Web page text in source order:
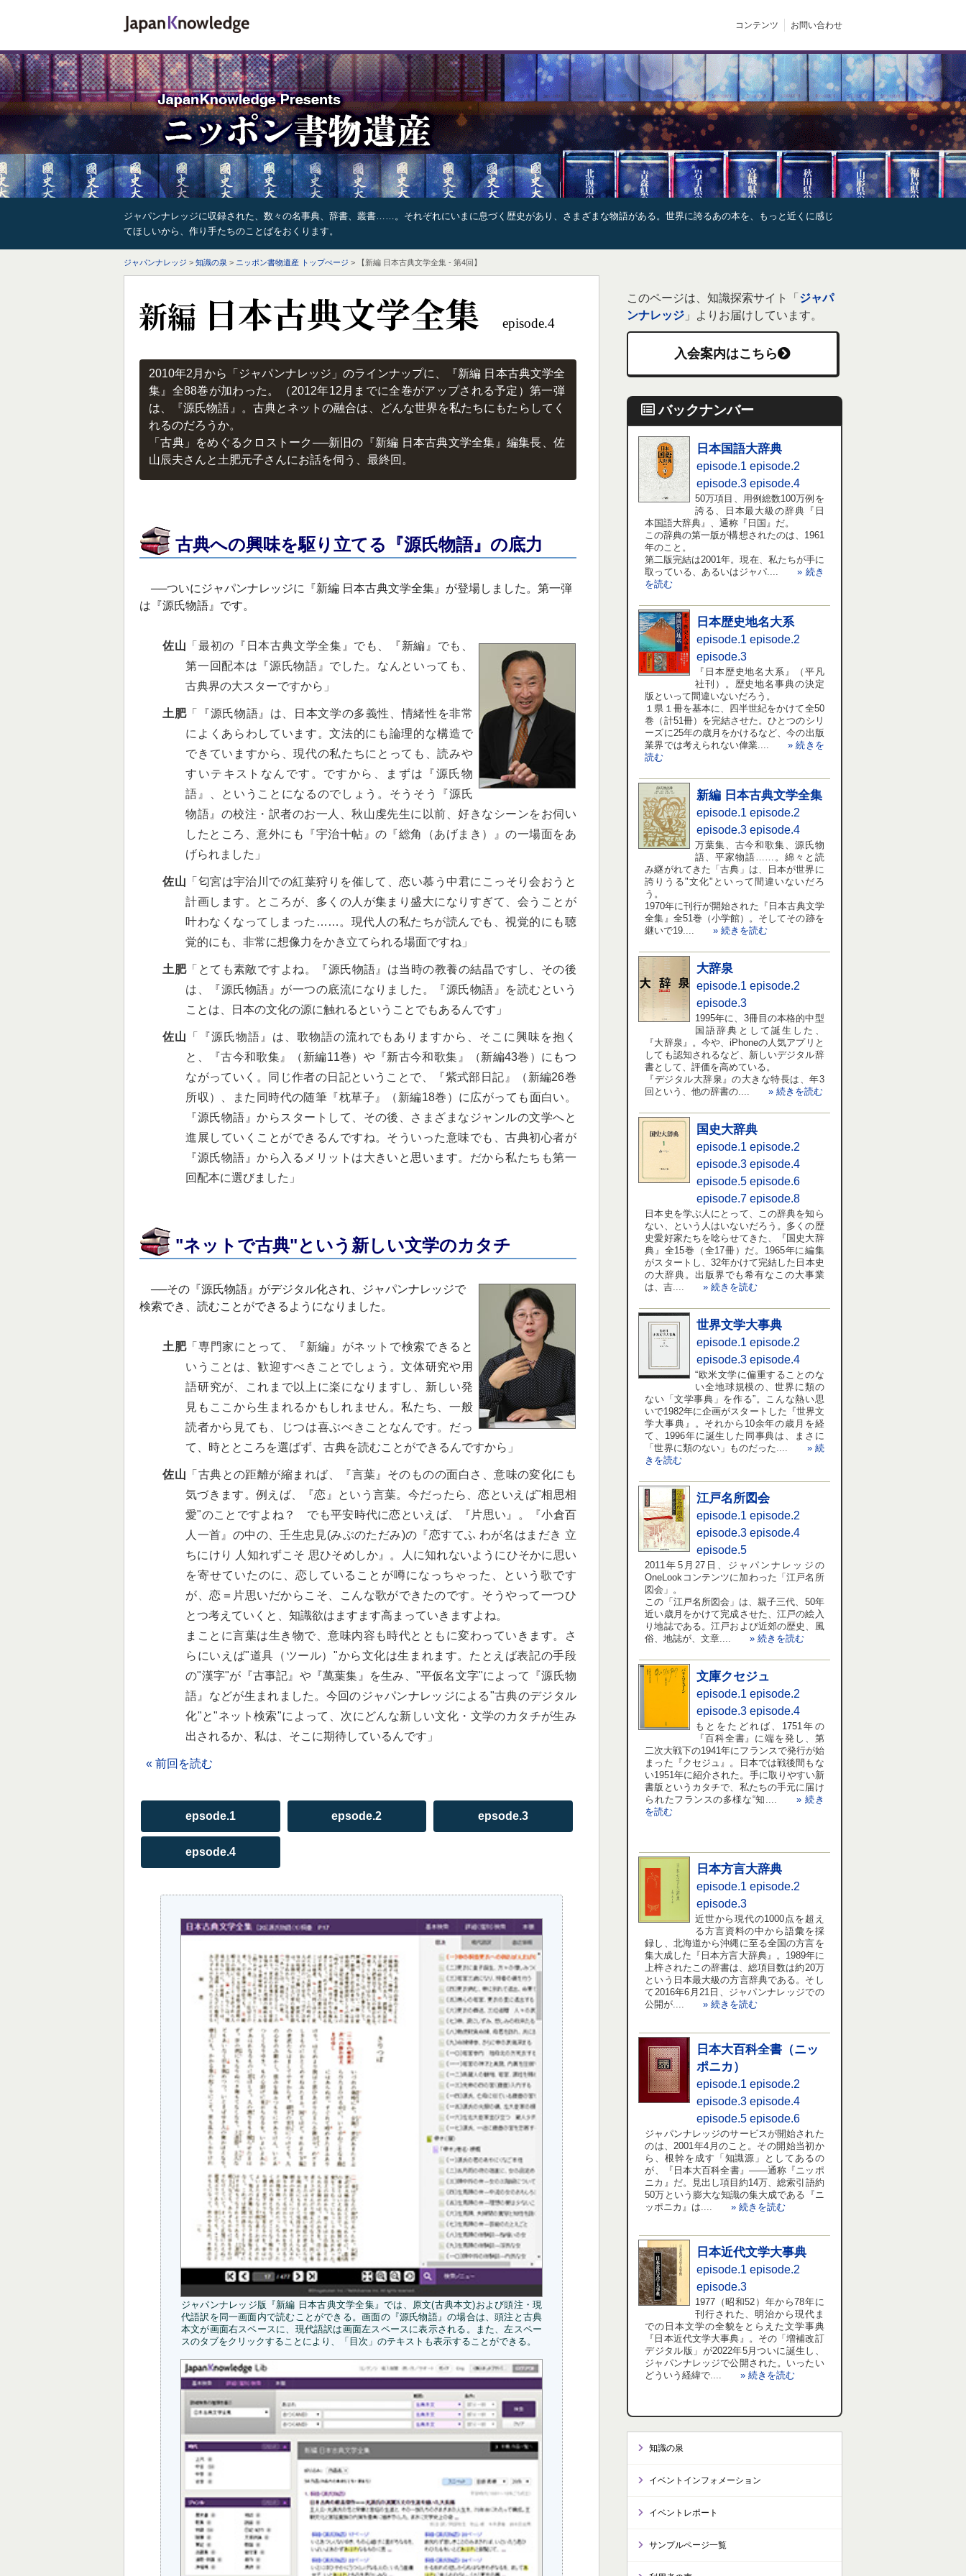
コンテンツ お問い合わせ
ジャパンナレッジに収録された、数々の名事典、辞書、叢書……。それぞれにいまに息づく歴史があり、さまざまな物語がある。世界に誇るあの本を、もっと近くに感じ
てほしいから、作り手たちのことばをおくります。
ジャパンナレッジ > 知識の泉 > ニッポン書物遺産 トップぺージ > 【新編 日本古典文学全集 - 第4回】
新編 日本古典文学全集 episode.4
2010年2月から「ジャパンナレッジ」のラインナップに、『新編 日本古典文学全
集』全88巻が加わった。（2012年12月までに全巻がアップされる予定）第一弾
は、『源氏物語』。古典とネットの融合は、どんな世界を私たちにもたらしてく
れるのだろうか。
「古典」をめぐるクロストーク──新旧の『新編 日本古典文学全集』編集長、佐
山辰夫さんと土肥元子さんにお話を伺う、最終回。
古典への興味を駆り立てる『源氏物語』の底力
──ついにジャパンナレッジに『新編 日本古典文学全集』が登場しました。第一弾
は『源氏物語』です。
佐山 「最初の『日本古典文学全集』でも、『新編』でも、
第一回配本は『源氏物語』でした。なんといっても、
古典界の大スターですから」
土肥「『源氏物語』は、日本文学の多義性、情緒性を非常
によくあらわしています。文法的にも論理的な構造で
できていますから、現代の私たちにとっても、読みや
すいテキストなんです。ですから、まずは『源氏物
語』、ということになるのでしょう。そうそう『源氏
物語』の校注・訳者のお一人、秋山虔先生に以前、好きなシーンをお伺い
したところ、意外にも『宇治十帖』の『総角（あげまき）』の一場面をあ
げられました」
佐山 「匂宮は宇治川での紅葉狩りを催して、恋い慕う中君にこっそり会おうと
計画します。ところが、多くの人が集まり盛大になりすぎて、会うことが
叶わなくなってしまった……。現代人の私たちが読んでも、視覚的にも聴
覚的にも、非常に想像力をかき立てられる場面ですね」
土肥「とても素敵ですよね。『源氏物語』は当時の教養の結晶ですし、その後
は、『源氏物語』が一つの底流になりました。『源氏物語』を読むという
ことは、日本の文化の源に触れるということでもあるんです」
佐山
「『源氏物語』は、歌物語の流れでもありますから、そこに興味を抱く
と、『古今和歌集』（新編11巻）や『新古今和歌集』（新編43巻）にもつ
ながっていく。同じ作者の日記ということで、『紫式部日記』（新編26巻
所収）、また同時代の随筆『枕草子』（新編18巻）に広がっても面白い。
『源氏物語』からスタートして、その後、さまざまなジャンルの文学へと
進展していくことができるんですね。そういった意味でも、古典初心者が
『源氏物語』から入るメリットは大きいと思います。だから私たちも第一
回配本に選びました」
"ネットで古典"という新しい文学のカタチ
──その『源氏物語』がデジタル化され、ジャパンナレッジで
検索でき、読むことができるようになりました。
土肥「専門家にとって、『新編』がネットで検索できると
いうことは、歓迎すべきことでしょう。文体研究や用
語研究が、これまで以上に楽になりますし、新しい発
見もここから生まれるかもしれません。私たち、一般
読者から見ても、じつは喜ぶべきことなんです。だっ
て、時とところを選ばず、古典を読むことができるんですから」
佐山 「古典との距離が縮まれば、『言葉』そのものの面白さ、意味の変化にも
気づきます。例えば、『恋』という言葉。今だったら、恋といえば"相思相
愛"のことですよね？ でも平安時代に恋といえば、『片思い』。『小倉百
人一首』の中の、壬生忠見(みぶのただみ)の『恋すてふ わが名はまだき 立
ちにけり 人知れずこそ 思ひそめしか』。人に知れないようにひそかに思い
を寄せていたのに、恋していることが噂になっちゃった、という歌です
が、恋＝片思いだからこそ、こんな歌ができたのです。そうやって一つひ
とつ考えていくと、知識欲はますます高まっていきますよね。
まことに言葉は生き物で、意味内容も時代とともに変わっていきます。さ
らにいえば"道具（ツール）"から文化は生まれます。たとえば表記の手段
の"漢字"が『古事記』や『萬葉集』を生み、"平仮名文字"によって『源氏物
語』などが生まれました。今回のジャパンナレッジによる"古典のデジタル
化"と"ネット検索"によって、次にどんな新しい文化・文学のカタチが生み
出されるか、私は、そこに期待しているんです」
« 前回を読む
epsode.1 epsode.2 epsode.3
epsode.4
ジャパンナレッジ版『新編 日本古典文学全集』では、原文(古典本文)および頭注・現
代語訳を同一画面内で読むことができる。画面の『源氏物語』の場合は、頭注と古典
本文が画面右スペースに、現代語訳は画面左スペースに表示される。また、左スペー
スのタブをクリックすることにより、「目次」のテキストも表示することができる。
このページは、知識探索サイト「 ジャパ
ンナレッジ 」よりお届けしています。
入会案内はこちら
バックナンバー
日本国語大辞典
episode.1 episode.2
episode.3 episode.4
50万項目、用例総数100万例を
誇る、日本最大級の辞典『日
本国語大辞典』、通称『日国』だ。
この辞典の第一版が構想されたのは、1961
年のこと。
第二版完結は2001年。現在、私たちが手に
取っている、あるいはジャパ....» 続き
を読む
日本歴史地名大系
episode.1 episode.2
episode.3
『日本歴史地名大系』（平凡
社刊）。歴史地名事典の決定
版といって間違いないだろう。
１県１冊を基本に、四半世紀をかけて全50
巻（計51冊）を完結させた。ひとつのシリ
ーズに25年の歳月をかけるなど、今の出版
業界では考えられない偉業....» 続きを
読む
新編 日本古典文学全集
episode.1 episode.2
episode.3 episode.4
万葉集、古今和歌集、源氏物
語、平家物語……。綿々と読
み継がれてきた「古典」は、日本が世界に
誇りうる"文化"といって間違いないだろ
う。
1970年に刊行が開始された『日本古典文学
全集』全51巻（小学館）。そしてその跡を
継いで19....» 続きを読む
大辞泉
episode.1 episode.2
episode.3
1995年に、3冊目の本格的中型
国語辞典として誕生した、
『大辞泉』。今や、iPhoneの人気アプリと
しても認知されるなど、新しいデジタル辞
書として、評価を高めている。
『デジタル大辞泉』の大きな特長は、年3
回という、他の辞書の....» 続きを読む
国史大辞典
episode.1 episode.2
episode.3 episode.4
episode.5 episode.6
episode.7 episode.8
日本史を学ぶ人にとって、この辞典を知ら
ない、という人はいないだろう。多くの歴
史愛好家たちを唸らせてきた、『国史大辞
典』全15巻（全17冊）だ。1965年に編集
がスタートし、32年かけて完結した日本史
の大辞典。出版界でも希有なこの大事業
は、吉....» 続きを読む
世界文学大事典
episode.1 episode.2
episode.3 episode.4
“欧米文学に偏重することのな
い全地球規模の、世界に類の
ない「文学事典」を作る”。こんな熱い思
いで1982年に企画がスタートした『世界文
学大事典』。それから10余年の歳月を経
て、1996年に誕生した同事典は、まさに
「世界に類のない」ものだった.... » 続
きを読む
江戸名所図会
episode.1 episode.2
episode.3 episode.4
episode.5
2011年5月27日、ジャパンナレッジの
OneLookコンテンツに加わった「江戸名所
図会」。
この「江戸名所図会」は、親子三代、50年
近い歳月をかけて完成させた、江戸の絵入
り地誌である。江戸および近郊の歴史、風
俗、地誌が、文章....» 続きを読む
文庫クセジュ
episode.1 episode.2
episode.3 episode.4
もとをたどれば、1751年の
『百科全書』に端を発し、第
二次大戦下の1941年にフランスで発行が始
まった『クセジュ』。日本では戦後間もな
い1951年に紹介された。手に取りやすい新
書版というカタチで、私たちの手元に届け
られたフランスの多様な“知....» 続き
を読む
日本方言大辞典
episode.1 episode.2
episode.3
近世から現代の1000点を超え
る方言資料の中から語彙を採
録し、北海道から沖縄に至る全国の方言を
集大成した『日本方言大辞典』。1989年に
上梓されたこの辞書は、総項目数は約20万
という日本最大級の方言辞典である。そし
て2016年6月21日、ジャパンナレッジでの
公開が....» 続きを読む
日本大百科全書（ニッ
ポニカ）
episode.1 episode.2
episode.3 episode.4
episode.5 episode.6
ジャパンナレッジのサービスが開始された
のは、2001年4月のこと。その開始当初か
ら、根幹を成す「知識源」としてあるの
が、『日本大百科全書』――通称『ニッポ
ニカ』だ。見出し項目約14万、総索引語約
50万という膨大な知識の集大成である『ニ
ッポニカ』は....» 続きを読む
日本近代文学大事典
episode.1 episode.2
episode.3
1977（昭和52）年から78年に
刊行された、明治から現代ま
での日本文学の全貌をとらえた文学事典
『日本近代文学大事典』。その「増補改訂
デジタル版」が2022年5月ついに誕生し、
ジャパンナレッジで公開された。いったい
どういう経緯で....» 続きを読む
知識の泉
イベントインフォメーション
イベントレポート
サンプルページ一覧